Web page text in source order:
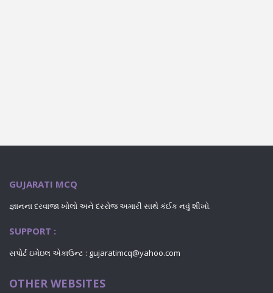
GUJARATI MCQ
જ્ઞાનના દરવાજા ખોલો અને દરરોજ અમારી સાથે કંઈક નવું શીખો.
SUPPORT :
સપોર્ટ ઇમેઇલ એકાઉન્ટ : gujaratimcq@yahoo.com
OTHER WEBSITES